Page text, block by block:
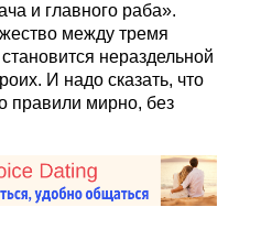
и главного раба».
между тремя
нераздельной
И надо сказать, что
правили мирно, без